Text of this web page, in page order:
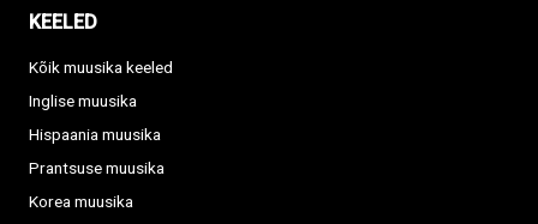
KEELED
Kõik muusika keeled
Inglise muusika
Hispaania muusika
Prantsuse muusika
Korea muusika